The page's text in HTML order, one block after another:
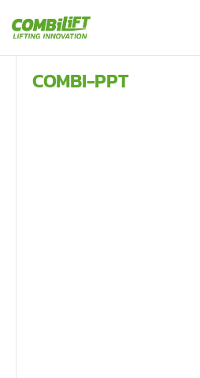
COMBI-PPT